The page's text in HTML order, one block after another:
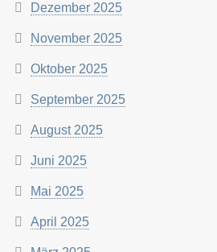
Dezember 2025
November 2025
Oktober 2025
September 2025
August 2025
Juni 2025
Mai 2025
April 2025